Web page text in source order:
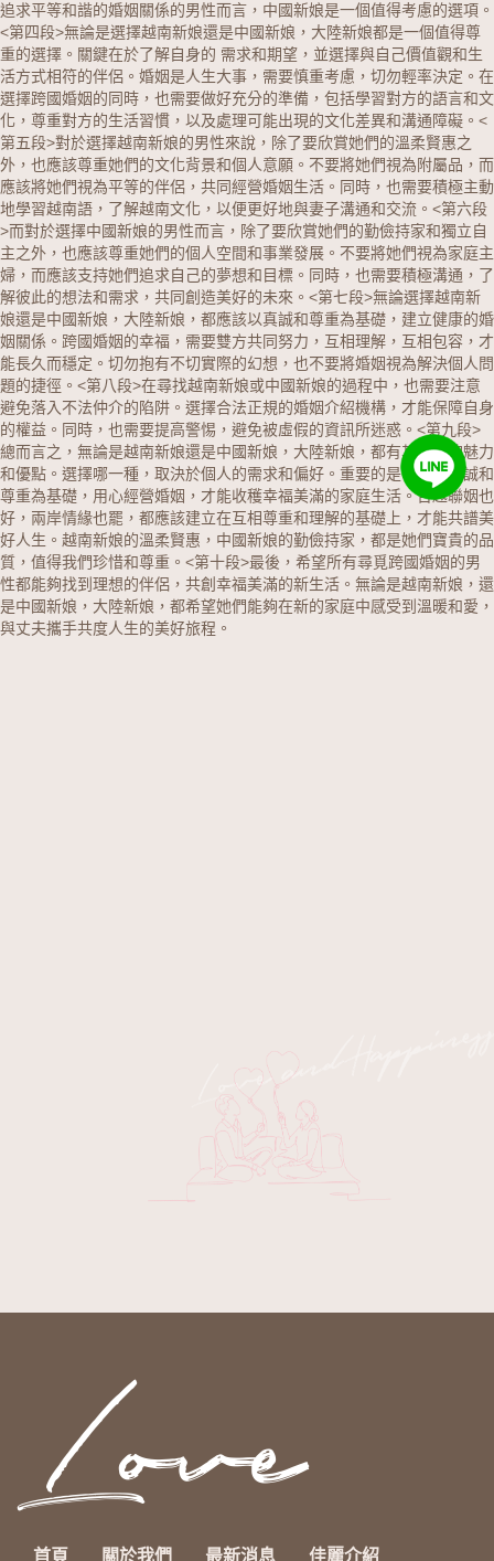
追求平等和諧的婚姻關係的男性而言，中國新娘是一個值得考慮的選項。
<第四段>無論是選擇越南新娘還是中國新娘， 大陸新娘都是一個值得尊
重的選擇。關鍵在於了解自身的 需求和期望，並選擇與自己價值觀和生
活方式相符的伴侶。婚姻是人生大事，需要慎重考慮，切勿輕率決定。在
選擇跨國婚姻的同時，也需要做好充分的準備，包括學習對方的語言和文
化，尊重對方的生活習慣，以及處理可能出現的文化差異和溝通障礙。 <
第五段>對於選擇越南新娘的男性來說，除了要欣賞她們的溫柔賢惠之
外，也應該尊重她們的文化背景和個人意願。不要將她們視為附屬品，而
應該將她們視為平等的伴侶，共同經營婚姻生活。同時，也需要積極主動
地學習越南語，了解越南文化，以便更好地與妻子溝通和交流。 <第六段
>而對於選擇中國新娘的男性而言，除了要欣賞她們的勤儉持家和獨立自
主之外，也應該尊重她們的個人空間和事業發展。不要將她們視為家庭主
婦，而應該支持她們追求自己的夢想和目標。同時，也需要積極溝通，了
解彼此的想法和需求，共同創造美好的未來。 <第七段>無論選擇越南新
娘還是中國新娘，大陸新娘，都應該以真誠和尊重為基礎，建立健康的婚
姻關係。跨國婚姻的幸福，需要雙方共同努力，互相理解，互相包容，才
能長久而穩定。切勿抱有不切實際的幻想，也不要將婚姻視為解決個人問
題的捷徑。 <第八段>在尋找越南新娘或中國新娘的過程中，也需要注意
避免落入不法仲介的陷阱。選擇合法正規的婚姻介紹機構，才能保障自身
的權益。同時，也需要提高警惕，避免被虛假的資訊所迷惑。 <第九段>
總而言之，無論是越南新娘還是中國新娘，大陸新娘，都有其獨特的魅力
和優點。選擇哪一種，取決於個人的需求和偏好。重要的是，要以真誠和
尊重為基礎，用心經營婚姻，才能收穫幸福美滿的家庭生活。台越聯姻也
好，兩岸情緣也罷，都應該建立在互相尊重和理解的基礎上，才能共譜美
好人生。越南新娘的溫柔賢惠，中國新娘的勤儉持家，都是她們寶貴的品
質，值得我們珍惜和尊重。 <第十段>最後，希望所有尋覓跨國婚姻的男
性都能夠找到理想的伴侶，共創幸福美滿的新生活。無論是越南新娘，還
是中國新娘，大陸新娘，都希望她們能夠在新的家庭中感受到溫暖和愛，
與丈夫攜手共度人生的美好旅程。
首頁 關於我們 最新消息 佳麗介紹